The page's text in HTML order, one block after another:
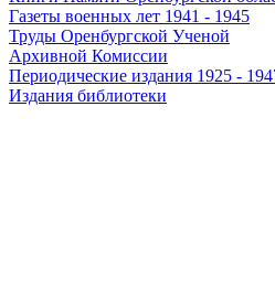
Газеты военных лет 1941 - 1945
Труды Оренбургской Ученой
Архивной Комиссии
Периодические издания 1925 -
Издания библиотеки